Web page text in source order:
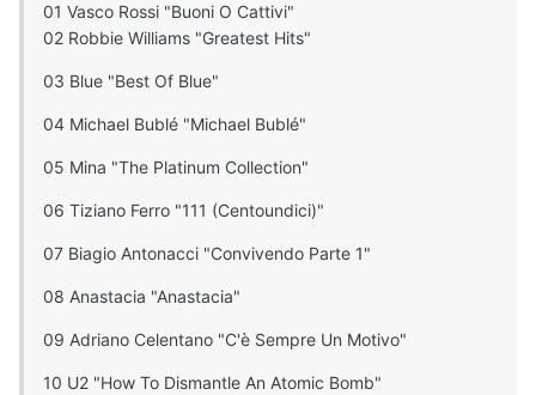
01 Vasco Rossi "Buoni O Cattivi"
02 Robbie Williams "Greatest Hits"
03 Blue "Best Of Blue"
04 Michael Bublé "Michael Bublé"
05 Mina "The Platinum Collection"
06 Tiziano Ferro "111 (Centoundici)"
07 Biagio Antonacci "Convivendo Parte 1"
08 Anastacia "Anastacia"
09 Adriano Celentano "C'è Sempre Un Motivo"
10 U2 "How To Dismantle An Atomic Bomb"